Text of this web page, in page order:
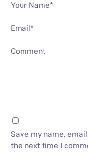
Your Name*
Email*
Comment
Save my name,
the next time I